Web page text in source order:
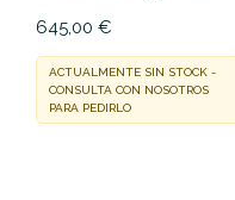
645,00 €
ACTUALMENTE SIN STOCK -
CONSULTA CON NOSOTROS
PARA PEDIRLO